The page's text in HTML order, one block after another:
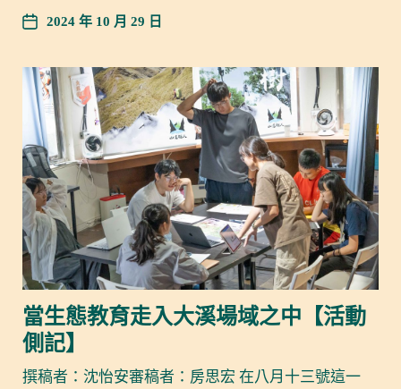
2024 年 10 月 29 日
當生態教育走入大溪場域之中【活動
側記】
撰稿者：沈怡安審稿者：房思宏 在八月十三號這一